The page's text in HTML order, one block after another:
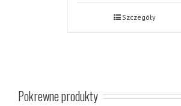
Szczegóły
Pokrewne produkty